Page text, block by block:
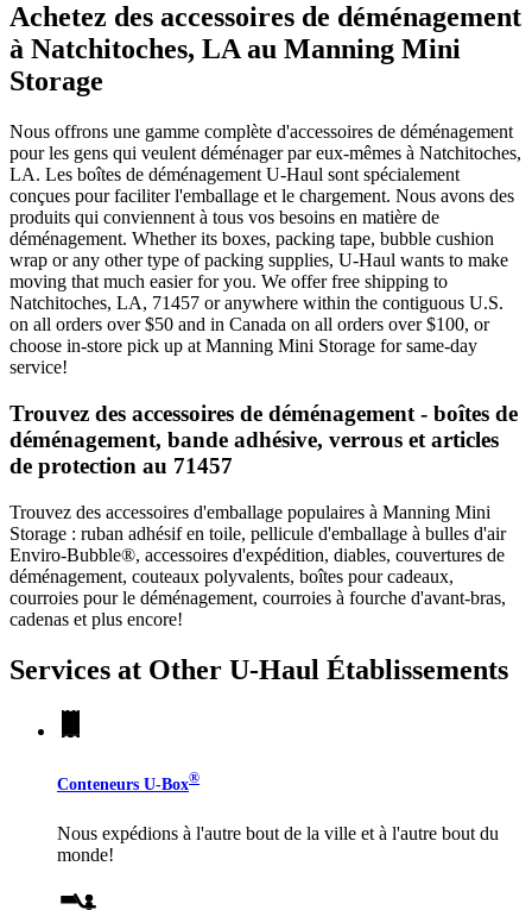
Achetez des accessoires de déménagement
à Natchitoches, LA au Manning Mini
Storage
Nous offrons une gamme complète d'accessoires de déménagement
pour les gens qui veulent déménager par eux-mêmes à Natchitoches,
LA. Les boîtes de déménagement U-Haul sont spécialement
conçues pour faciliter l'emballage et le chargement. Nous avons des
produits qui conviennent à tous vos besoins en matière de
déménagement. Whether its boxes, packing tape, bubble cushion
wrap or any other type of packing supplies, U-Haul wants to make
moving that much easier for you. We offer free shipping to
Natchitoches, LA, 71457 or anywhere within the contiguous U.S.
on all orders over $50 and in Canada on all orders over $100, or
choose in-store pick up at Manning Mini Storage for same-day
service!
Trouvez des accessoires de déménagement - boîtes de
déménagement, bande adhésive, verrous et articles
de protection au 71457
Trouvez des accessoires d'emballage populaires à Manning Mini
Storage : ruban adhésif en toile, pellicule d'emballage à bulles d'air
Enviro-Bubble®, accessoires d'expédition, diables, couvertures de
déménagement, couteaux polyvalents, boîtes pour cadeaux,
courroies pour le déménagement, courroies à fourche d'avant-bras,
cadenas et plus encore!
Services at Other U-Haul Établissements
Conteneurs U-Box®
Nous expédions à l'autre bout de la ville et à l'autre bout du
monde!